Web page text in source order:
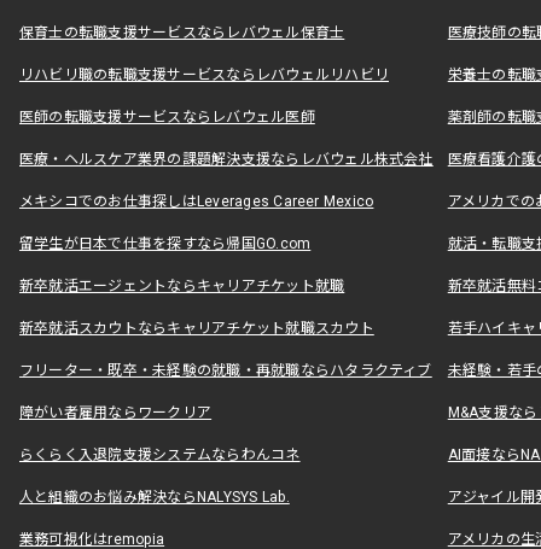
保育士の転職支援サービスならレバウェル保育士 医療技師の
リハビリ職の転職支援サービスならレバウェルリハビリ 栄養士の転
医師の転職支援サービスならレバウェル医師 薬剤師の転
医療・ヘルスケア業界の課題解決支援ならレバウェル株式会社 医療看護介
メキシコでのお仕事探しはLeverages Career Mexico アメリカで
留学生が日本で仕事を探すなら帰国GO.com 就活・転職
新卒就活エージェントならキャリアチケット就職 新卒就活無料
新卒就活スカウトならキャリアチケット就職スカウト 若手ハイキ
フリーター・既卒・未経験の就職・再就職ならハタラクティブ 未経験・若手
障がい者雇用ならワークリア M&A支援な
らくらく入退院支援システムならわんコネ AI面接なら
人と組織のお悩み解決ならNALYSYS Lab. アジャイル
業務可視化はremopia アメリカの